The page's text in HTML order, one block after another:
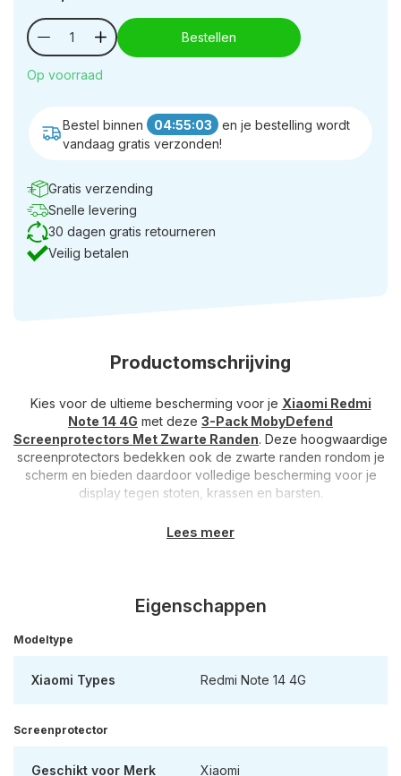
Bestellen
Op voorraad
Bestel binnen 04:55:03
en je bestelling wordt
vandaag gratis verzonden!
Gratis verzending
Snelle levering
30 dagen gratis retourneren
Veilig betalen
Productomschrijving
Kies voor de ultieme bescherming voor je Xiaomi Redmi
Note 14 4G met deze 3-Pack MobyDefend
Screenprotectors Met Zwarte Randen. Deze hoogwaardige
screenprotectors bedekken ook de zwarte randen rondom je
scherm en bieden daardoor volledige bescherming voor je
display tegen stoten, krassen en barsten.
Hoogwaardige kwaliteit : De MobyDefend Screenprotectors
screenprotector barsten en hierdoor de klap opvangen,
waardoor het scherm van de telefoon onbeschadigd blijft. Met
deze screenprotectors blijft het scherm van je telefoon in
Perfecte pasvorm
: Dankzij het ontwerp waarbij ook de
MobyDefend Screenprotectors een pasvorm die het scherm
Case-Friendly Screenprotectors. Hierdoor ben je ervan
Lees meer
Eigenschappen
Modeltype
Xiaomi Types Redmi Note 14 4G
Screenprotector
Geschikt voor Merk Xiaomi